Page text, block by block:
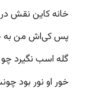
خانه کاین نقش
پس کی‌اش من به
گله اسب نگیرد
خور او نور بود